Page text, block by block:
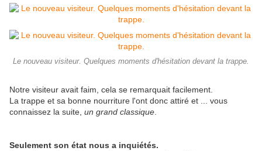
Le nouveau visiteur. Quelques moments d'hésitation devant la trappe.
Notre visiteur avait faim, cela se remarquait facilement.
La trappe et sa bonne nourriture l'ont donc attiré et ... vous
connaissez la suite, un grand classique
Seulement son état nous a inquiétés.